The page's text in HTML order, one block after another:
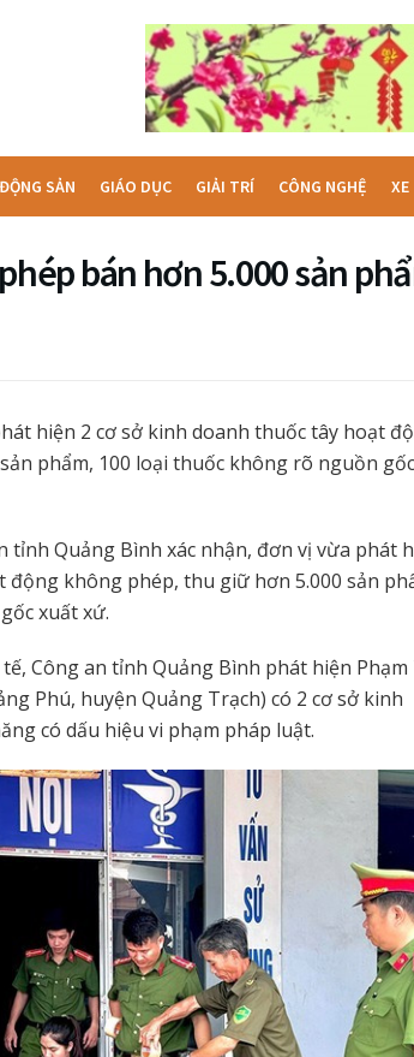
SẢN GIÁO DỤC GIẢI TRÍ CÔNG NGHỆ XE
bán hơn 5.000 sản
hiện 2 cơ sở kinh doanh thuốc tây hoạt
phẩm, 100 loại thuốc không rõ nguồn
Quảng Bình xác nhận, đơn vị vừa phát
không phép, thu giữ hơn 5.000 sản
xuất xứ.
Công an tỉnh Quảng Bình phát hiện Phạm
Phú, huyện Quảng Trạch) có 2 cơ sở kinh
có dấu hiệu vi phạm pháp luật.